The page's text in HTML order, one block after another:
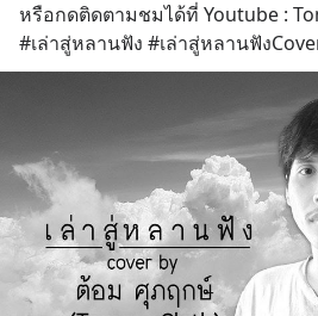
หรือกดติดตามชมได้ที่ Youtube :
#เล่าสู่หลานฟัง #เล่าสู่หลานฟัง